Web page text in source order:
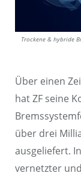
Trockene & hybride
Über einen
hat ZF seine
über drei
ausgeliefert.
vernetzter